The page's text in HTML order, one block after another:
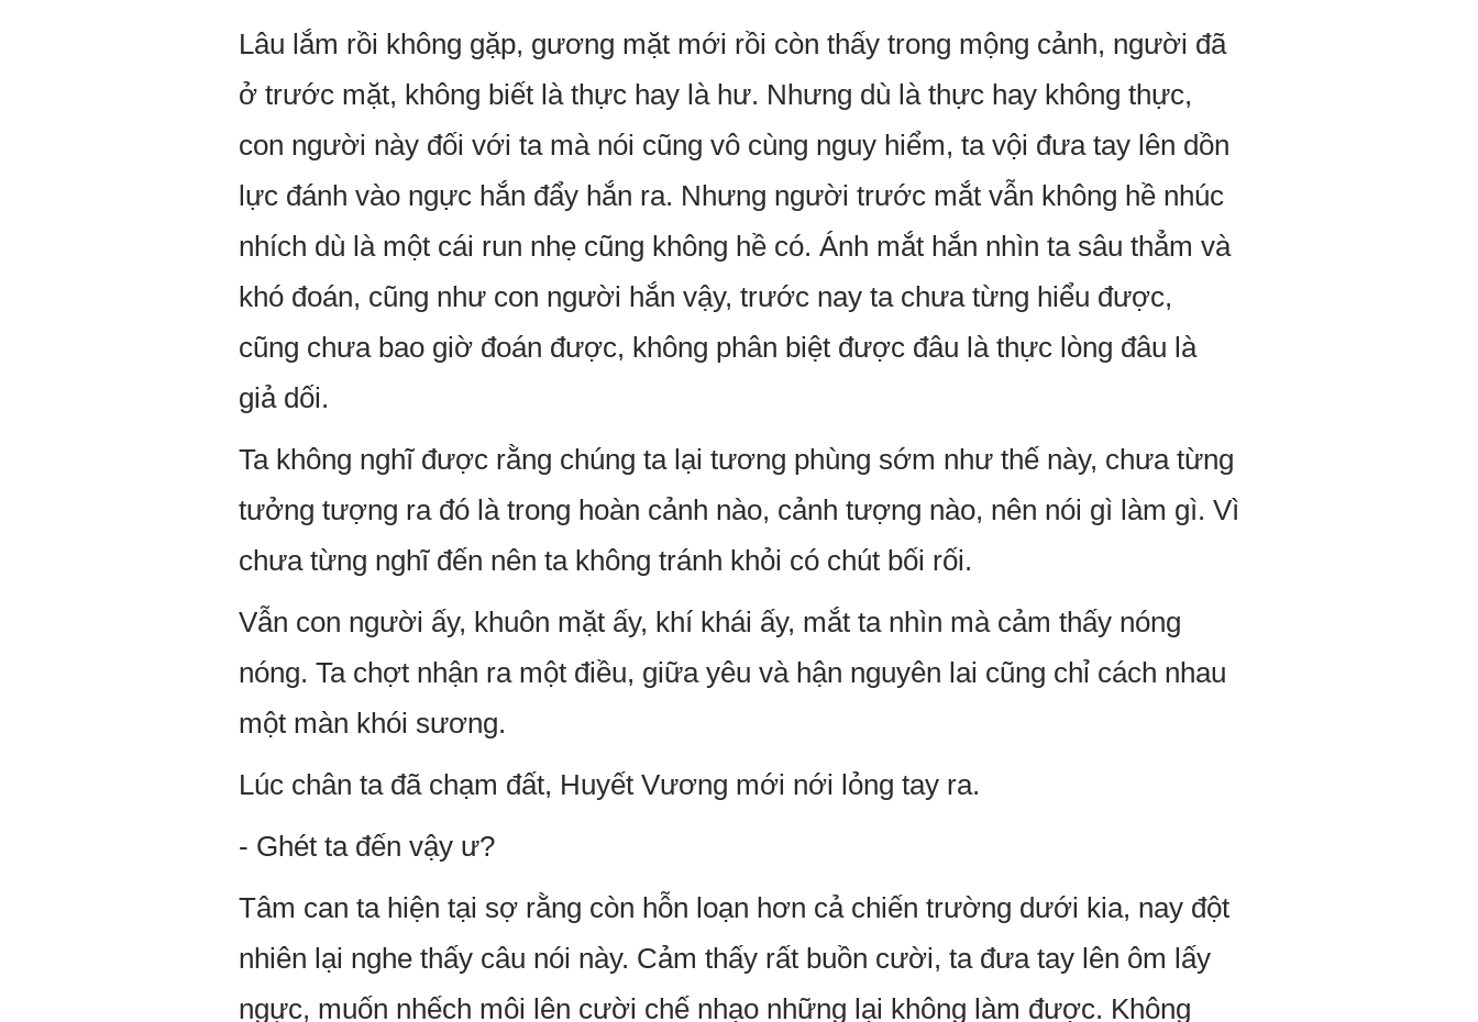
Lâu lắm rồi không gặp, gương mặt mới rồi còn thấy trong mộng cảnh, người đã
ở trước mặt, không biết là thực hay là hư. Nhưng dù là thực hay không thực,
con người này đối với ta mà nói cũng vô cùng nguy hiểm, ta vội đưa tay lên dồn
lực đánh vào ngực hắn đẩy hắn ra. Nhưng người trước mắt vẫn không hề nhúc
nhích dù là một cái run nhẹ cũng không hề có. Ánh mắt hắn nhìn ta sâu thẳm và
khó đoán, cũng như con người hắn vậy, trước nay ta chưa từng hiểu được,
cũng chưa bao giờ đoán được, không phân biệt được đâu là thực lòng đâu là
giả dối.
Ta không nghĩ được rằng chúng ta lại tương phùng sớm như thế này, chưa từng
tưởng tượng ra đó là trong hoàn cảnh nào, cảnh tượng nào, nên nói gì làm gì. Vì
chưa từng nghĩ đến nên ta không tránh khỏi có chút bối rối.
Vẫn con người ấy, khuôn mặt ấy, khí khái ấy, mắt ta nhìn mà cảm thấy nóng
nóng. Ta chợt nhận ra một điều, giữa yêu và hận nguyên lai cũng chỉ cách nhau
một màn khói sương.
Lúc chân ta đã chạm đất, Huyết Vương mới nới lỏng tay ra.
- Ghét ta đến vậy ư?
Tâm can ta hiện tại sợ rằng còn hỗn loạn hơn cả chiến trường dưới kia, nay đột
nhiên lại nghe thấy câu nói này. Cảm thấy rất buồn cười, ta đưa tay lên ôm lấy
ngực, muốn nhếch môi lên cười chế nhạo những lại không làm được. Không